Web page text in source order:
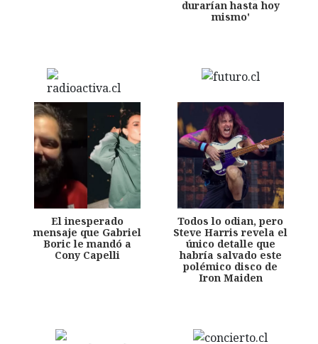
durarían hasta hoy
mismo'
El inesperado
mensaje que Gabriel
Boric le mandó a
Cony Capelli
Todos lo odian, pero
Steve Harris revela el
único detalle que
habría salvado este
polémico disco de
Iron Maiden